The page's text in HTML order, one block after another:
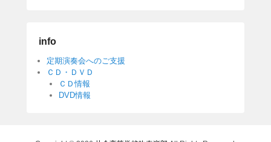
info
定期演奏会へのご支援
ＣＤ・ＤＶＤ
ＣＤ情報
DVD情報